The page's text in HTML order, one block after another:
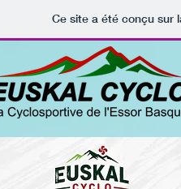
Ce site a été conçu sur